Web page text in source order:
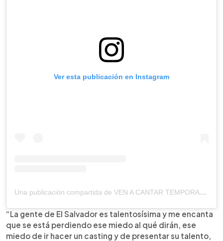
Ver esta publicación en Instagram
Una publicación compartida de VEN A CANTAR TEMPORADA 2 (@venacantartcs)
“La gente de El Salvador es talentosísima y me encanta
que se está perdiendo ese miedo al qué dirán, ese
miedo de ir hacer un casting y de presentar su talento,